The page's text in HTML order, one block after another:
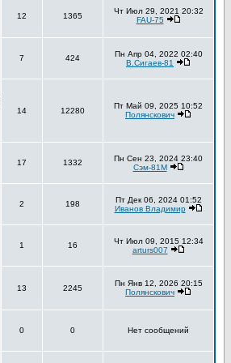
12 1365
Чт Июл 29, 2021 20:32
FAU-75
7 424
Пн Апр 04, 2022 02:40
В.Сигаев-81
14 12280
Пт Май 09, 2025 10:52
Полянскович
17 1332
Пн Сен 23, 2024 23:40
Сэм-81М
2 198
Пт Дек 06, 2024 01:52
Иванов Владимир
1 16
Чт Июл 09, 2015 12:34
arturs007
13 2245
Пн Янв 12, 2026 20:15
Полянскович
0 0 Нет сообщений